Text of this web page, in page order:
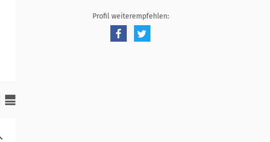
Profil weiterempfehlen: